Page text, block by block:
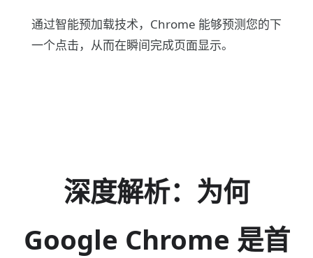
通过智能预加载技术，Chrome 能够预测您的下
一个点击，从而在瞬间完成页面显示。
深度解析：为何
Google Chrome 是首